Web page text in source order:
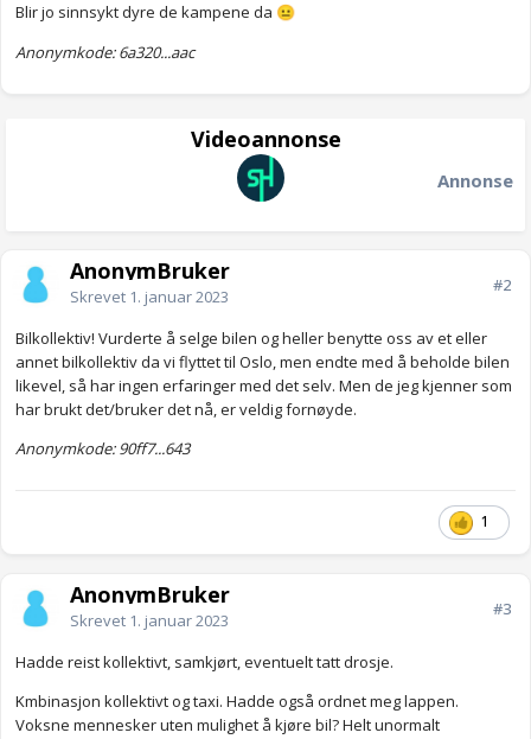
Blir jo sinnsykt dyre de kampene da 😐
Anonymkode: 6a320...aac
Videoannonse
Annonse
AnonymBruker
Skrevet 1. januar 2023
#2
Bilkollektiv! Vurderte å selge bilen og heller benytte oss av et eller
annet bilkollektiv da vi flyttet til Oslo, men endte med å beholde bilen
likevel, så har ingen erfaringer med det selv. Men de jeg kjenner som
har brukt det/bruker det nå, er veldig fornøyde.
Anonymkode: 90ff7...643
1
AnonymBruker
Skrevet 1. januar 2023
#3
Hadde reist kollektivt, samkjørt, eventuelt tatt drosje.
Kmbinasjon kollektivt og taxi. Hadde også ordnet meg lappen.
Voksne mennesker uten mulighet å kjøre bil? Helt unormalt